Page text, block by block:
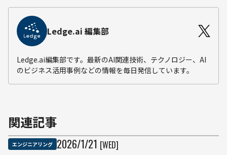
Ledge.ai 編集部
Ledge.ai編集部です。最新のAI関連技術、テクノロジー、AI
のビジネス活用事例などの情報を毎日発信しています。
関連記事
エンジニアリング 2026/1/21 [WED]